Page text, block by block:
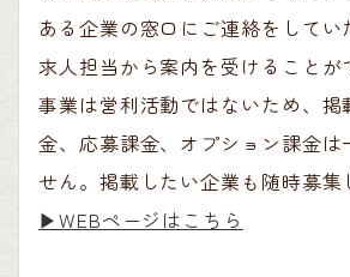
ある企業の窓口にご連絡をしてい
求人担当から案内を受けることが
事業は営利活動ではないため、掲
金、応募課金、オプション課金は
せん。掲載したい企業も随時募集
▶︎WEBページはこちら